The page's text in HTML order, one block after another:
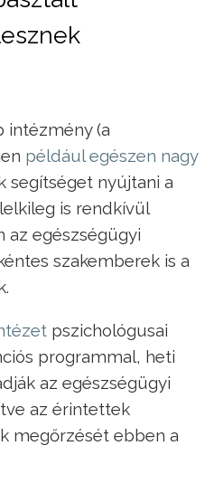
(a
például egészen nagy
segítséget nyújtani a
is rendkívül
az egészségügyi
szakemberek is a
pszichológusai
programmal, heti
az egészségügyi
az érintettek
megőrzését ebben a